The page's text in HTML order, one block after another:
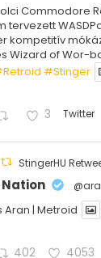
Commodore
tervezett
kompetitív
Wizard of Wor-
#Stinger
3 Twitter
StingerHU
Aran | Metroid
402 4053